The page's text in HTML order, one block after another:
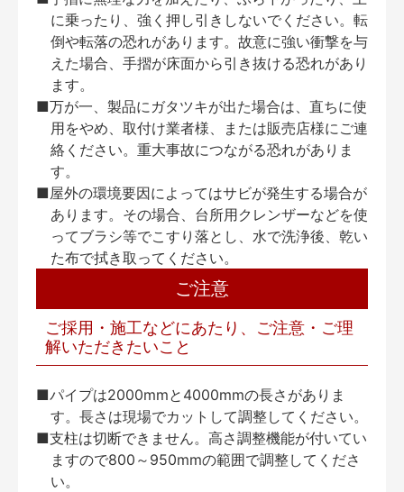
に乗ったり、強く押し引きしないでください。転
倒や転落の恐れがあります。故意に強い衝撃を与
えた場合、手摺が床面から引き抜ける恐れがあり
ます。
■万が一、製品にガタツキが出た場合は、直ちに使
用をやめ、取付け業者様、または販売店様にご連
絡ください。重大事故につながる恐れがありま
す。
■屋外の環境要因によってはサビが発生する場合が
あります。その場合、台所用クレンザーなどを使
ってブラシ等でこすり落とし、水で洗浄後、乾い
た布で拭き取ってください。
ご注意
ご採用・施工などにあたり、ご注意・ご理
解いただきたいこと
■パイプは2000mmと4000mmの長さがありま
す。長さは現場でカットして調整してください。
■支柱は切断できません。高さ調整機能が付いてい
ますので800～950mmの範囲で調整してくださ
い。